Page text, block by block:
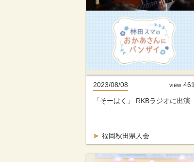
2023/08/08
福岡秋田県人会
「そーはく」 RKBラジオに出演
view 461